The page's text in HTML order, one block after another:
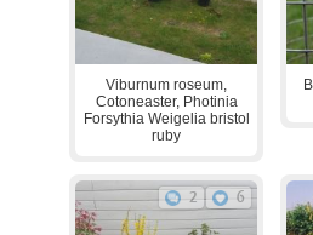
Viburnum roseum,
Cotoneaster, Photinia
Forsythia Weigelia bristol
ruby
2 6